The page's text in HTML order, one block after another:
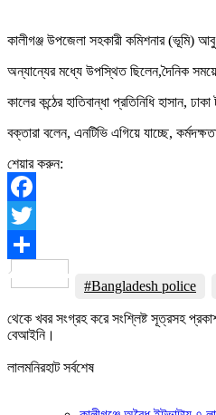
কালীগঞ্জ উপজেলা সহকারী কমিশনার (ভূমি)
অন্যান্যের মধ্যে উপস্থিত ছিলেন,দৈনিক
কালের কন্ঠের হাতিবান্ধা প্রতিনিধি হাসান,
বক্তারা বলেন, এনটিভি এগিয়ে যাচ্ছে,
শেয়ার করুন:
Facebook
Twitter
#Bangladesh police
থেকে খবর সংগ্রহ করে সংশ্লিষ্ট সূত্রসহ
বেআইনি।
লালমনিরহাট সর্বশেষ